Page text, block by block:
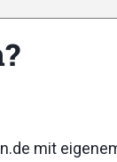
mit